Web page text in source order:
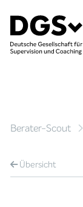
Berater-Scout
Übersicht